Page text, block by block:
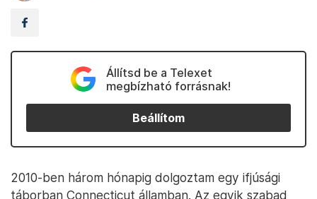
Állítsd be a Telexet
megbízható forrásnak!
Beállítom
2010-ben három hónapig dolgoztam egy ifjúsági
táborban Connecticut államban. Az egyik szabad